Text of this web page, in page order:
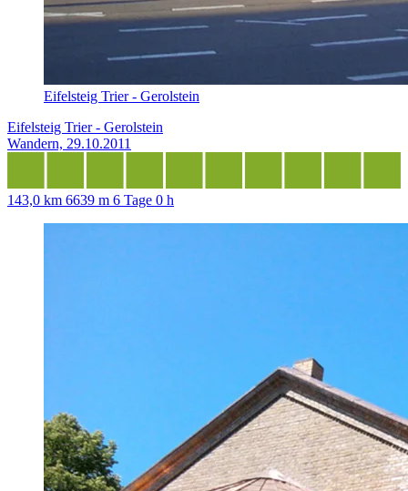
Eifelsteig Trier - Gerolstein
Eifelsteig Trier - Gerolstein
Wandern, 29.10.2011
143,0 km 6639 m 6 Tage 0 h